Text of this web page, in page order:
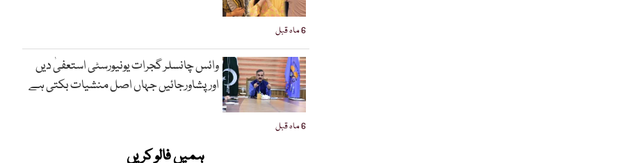
6 ماہ قبل
6 ماہ قبل
وائس چانسلر گجرات یونیورسٹی استعفیٰ دیں
اورپشاورجائیں جہاں اصل منشیات بکتی ہے
ہمیں فالو کریں